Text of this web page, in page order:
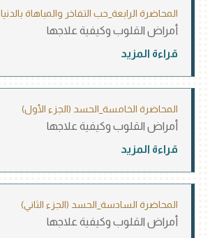
المحاضرة الرابعة_حب التفاخر والمباهاة بالدنيا
أمراض القلوب وكيفية علاجها
قراءة المزيد
المحاضرة الخامسة_الحسد (الجزء الأول)
أمراض القلوب وكيفية علاجها
قراءة المزيد
المحاضرة السادسة_الحسد (الجزء الثاني)
أمراض القلوب وكيفية علاجها